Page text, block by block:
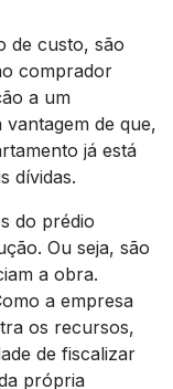
de custo, são
comprador
a um
vantagem de que,
já está
dívidas.
do prédio
Ou seja, são
a obra.
a empresa
os recursos,
de fiscalizar
própria